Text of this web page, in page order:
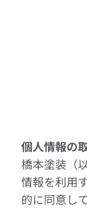
個人情報の
橋本塗装（
情報を利用
的に同意し